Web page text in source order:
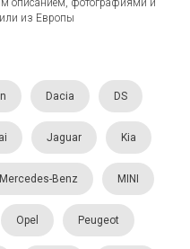
описанием, фотографиями и
из Европы
Dacia DS
Jaguar Kia
Mercedes-Benz MINI
Opel Peugeot